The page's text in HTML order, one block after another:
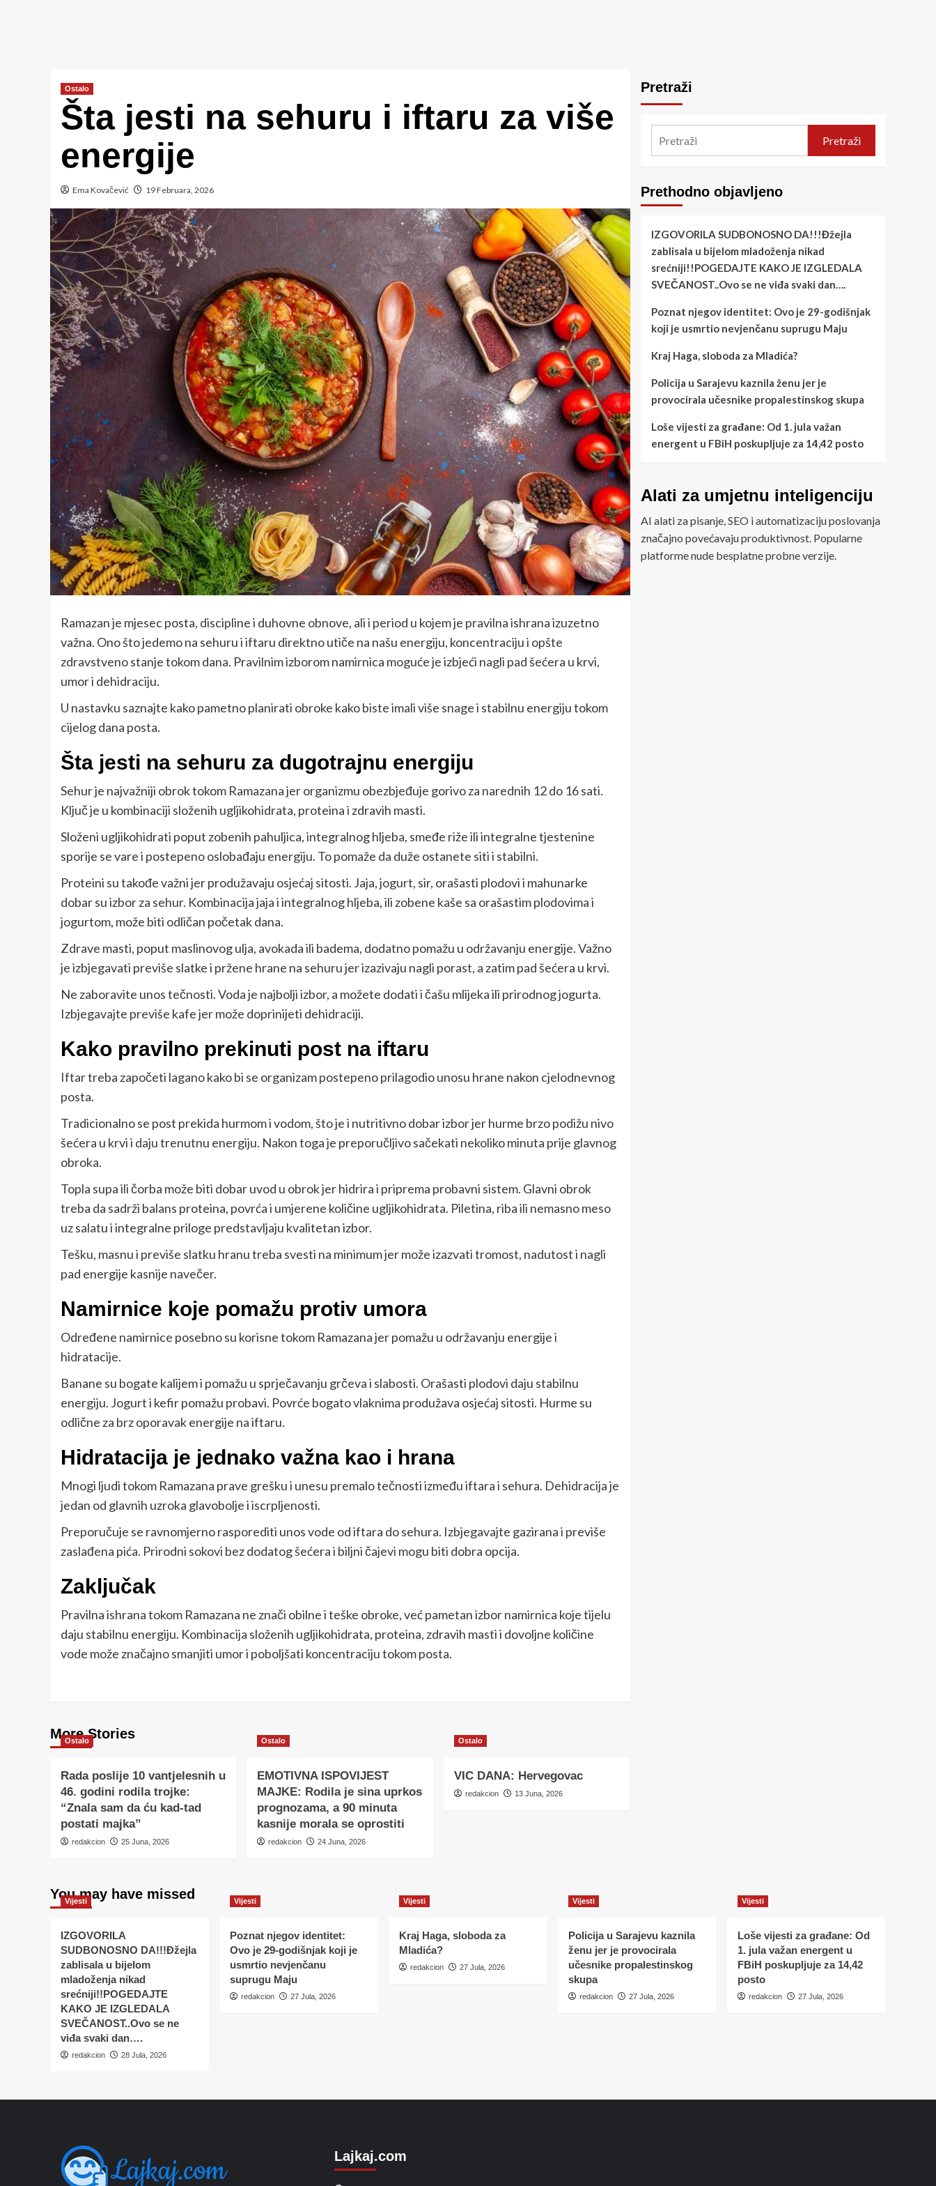
Ostalo
Šta jesti na sehuru i iftaru za više
energije
Ema Kovačević 19 Februara, 2026
Ramazan je mjesec posta, discipline i duhovne obnove, ali i period u kojem je pravilna ishrana izuzetno
važna. Ono što jedemo na sehuru i iftaru direktno utiče na našu energiju, koncentraciju i opšte
zdravstveno stanje tokom dana. Pravilnim izborom namirnica moguće je izbjeći nagli pad šećera u krvi,
umor i dehidraciju.
U nastavku saznajte kako pametno planirati obroke kako biste imali više snage i stabilnu energiju tokom
cijelog dana posta.
Šta jesti na sehuru za dugotrajnu energiju
Sehur je najvažniji obrok tokom Ramazana jer organizmu obezbjeđuje gorivo za narednih 12 do 16 sati.
Ključ je u kombinaciji složenih ugljikohidrata, proteina i zdravih masti.
Složeni ugljikohidrati poput zobenih pahuljica, integralnog hljeba, smeđe riže ili integralne tjestenine
sporije se vare i postepeno oslobađaju energiju. To pomaže da duže ostanete siti i stabilni.
Proteini su takođe važni jer produžavaju osjećaj sitosti. Jaja, jogurt, sir, orašasti plodovi i mahunarke
dobar su izbor za sehur. Kombinacija jaja i integralnog hljeba, ili zobene kaše sa orašastim plodovima i
jogurtom, može biti odličan početak dana.
Zdrave masti, poput maslinovog ulja, avokada ili badema, dodatno pomažu u održavanju energije. Važno
je izbjegavati previše slatke i pržene hrane na sehuru jer izazivaju nagli porast, a zatim pad šećera u krvi.
Ne zaboravite unos tečnosti. Voda je najbolji izbor, a možete dodati i čašu mlijeka ili prirodnog jogurta.
Izbjegavajte previše kafe jer može doprinijeti dehidraciji.
Kako pravilno prekinuti post na iftaru
Iftar treba započeti lagano kako bi se organizam postepeno prilagodio unosu hrane nakon cjelodnevnog
posta.
Tradicionalno se post prekida hurmom i vodom, što je i nutritivno dobar izbor jer hurme brzo podižu nivo
šećera u krvi i daju trenutnu energiju. Nakon toga je preporučljivo sačekati nekoliko minuta prije glavnog
obroka.
Topla supa ili čorba može biti dobar uvod u obrok jer hidrira i priprema probavni sistem. Glavni obrok
treba da sadrži balans proteina, povrća i umjerene količine ugljikohidrata. Piletina, riba ili nemasno meso
uz salatu i integralne priloge predstavljaju kvalitetan izbor.
Tešku, masnu i previše slatku hranu treba svesti na minimum jer može izazvati tromost, nadutost i nagli
pad energije kasnije navečer.
Namirnice koje pomažu protiv umora
Određene namirnice posebno su korisne tokom Ramazana jer pomažu u održavanju energije i
hidratacije.
Banane su bogate kalijem i pomažu u sprječavanju grčeva i slabosti. Orašasti plodovi daju stabilnu
energiju. Jogurt i kefir pomažu probavi. Povrće bogato vlaknima produžava osjećaj sitosti. Hurme su
odlične za brz oporavak energije na iftaru.
Hidratacija je jednako važna kao i hrana
Mnogi ljudi tokom Ramazana prave grešku i unesu premalo tečnosti između iftara i sehura. Dehidracija je
jedan od glavnih uzroka glavobolje i iscrpljenosti.
Preporučuje se ravnomjerno rasporediti unos vode od iftara do sehura. Izbjegavajte gazirana i previše
zaslađena pića. Prirodni sokovi bez dodatog šećera i biljni čajevi mogu biti dobra opcija.
Zaključak
Pravilna ishrana tokom Ramazana ne znači obilne i teške obroke, već pametan izbor namirnica koje tijelu
daju stabilnu energiju. Kombinacija složenih ugljikohidrata, proteina, zdravih masti i dovoljne količine
vode može značajno smanjiti umor i poboljšati koncentraciju tokom posta.
More Stories
Ostalo
Rada poslije 10 vantjelesnih u
46. godini rodila trojke:
“Znala sam da ću kad-tad
postati majka”
redakcion 25 Juna, 2026
Ostalo
EMOTIVNA ISPOVIJEST
MAJKE: Rodila je sina uprkos
prognozama, a 90 minuta
kasnije morala se oprostiti
redakcion 24 Juna, 2026
Ostalo
VIC DANA: Hervegovac
redakcion 13 Juna, 2026
Pretraži
Pretraži
Prethodno objavljeno
IZGOVORILA SUDBONOSNO DA!!!Đžejla
zablisala u bijelom mladoženja nikad
srećniji!!POGEDAJTE KAKO JE IZGLEDALA
SVEČANOST..Ovo se ne viđa svaki dan….
Poznat njegov identitet: Ovo je 29-godišnjak
koji je usmrtio nevjenčanu suprugu Maju
Kraj Haga, sloboda za Mladića?
Policija u Sarajevu kaznila ženu jer je
provocirala učesnike propalestinskog skupa
Loše vijesti za građane: Od 1. jula važan
energent u FBiH poskupljuje za 14,42 posto
Alati za umjetnu inteligenciju
AI alati za pisanje, SEO i automatizaciju poslovanja
značajno povećavaju produktivnost. Popularne
platforme nude besplatne probne verzije.
You may have missed
Vijesti
IZGOVORILA
SUDBONOSNO DA!!!Đžejla
zablisala u bijelom
mladoženja nikad
srećniji!!POGEDAJTE
KAKO JE IZGLEDALA
SVEČANOST..Ovo se ne
viđa svaki dan….
redakcion 28 Jula, 2026
Vijesti
Poznat njegov identitet:
Ovo je 29-godišnjak koji je
usmrtio nevjenčanu
suprugu Maju
redakcion 27 Jula, 2026
Vijesti
Kraj Haga, sloboda za
Mladića?
redakcion 27 Jula, 2026
Vijesti
Policija u Sarajevu kaznila
ženu jer je provocirala
učesnike propalestinskog
skupa
redakcion 27 Jula, 2026
Vijesti
Loše vijesti za građane: Od
1. jula važan energent u
FBiH poskupljuje za 14,42
posto
redakcion 27 Jula, 2026
Lajkaj.com